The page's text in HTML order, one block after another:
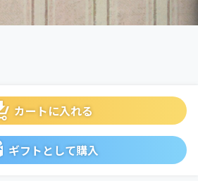
カートに入れる
ギフトとして購入